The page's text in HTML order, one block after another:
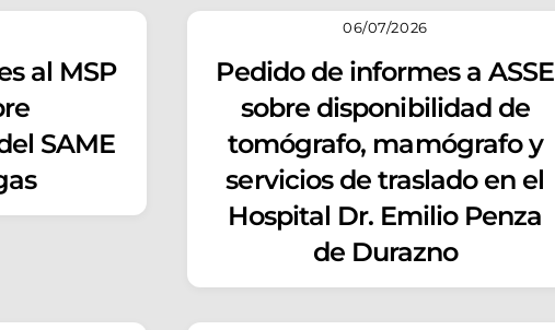
al MSP
SAME
06/07/2026
Pedido de informes a ASSE
sobre disponibilidad de
tomógrafo, mamógrafo y
servicios de traslado en el
Hospital Dr. Emilio Penza
de Durazno